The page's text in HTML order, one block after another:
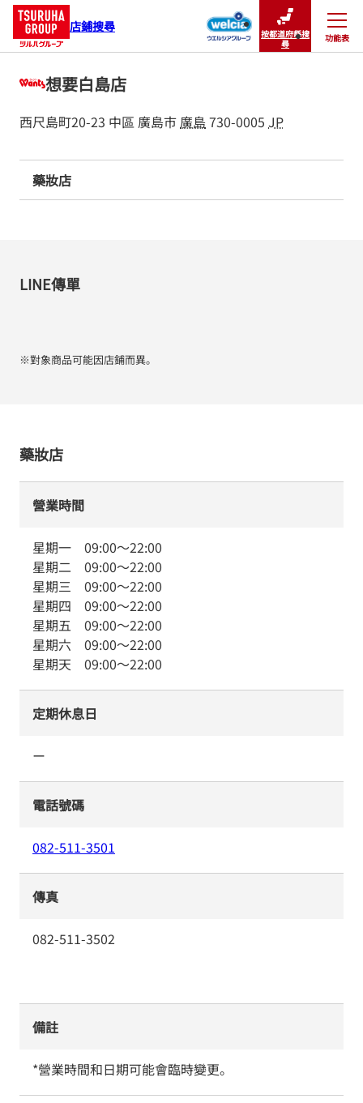
店鋪搜尋
按都道府縣搜
尋
功能表
關閉
想要白島店
西尺島町20-23 中區 廣島市 廣島730-0005 JP
藥妝店
LINE傳單
※對象商品可能因店鋪而異。
藥妝店
營業時間
星期一 09:00～22:00
星期二 09:00～22:00
星期三 09:00～22:00
星期四 09:00～22:00
星期五 09:00～22:00
星期六 09:00～22:00
星期天 09:00～22:00
定期休息日
ー
電話號碼
082-511-3501
傳真
082-511-3502
備註
*營業時間和日期可能會臨時變更。